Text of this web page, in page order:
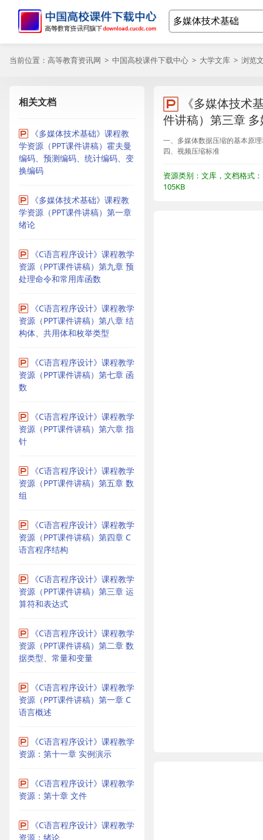
当前位置： 高等教育资讯网 > 中国高校课件下载中心 > 大学文库 > 浏览
相关文档
《多媒体技术基础》课程教
学资源（PPT课件讲稿）霍夫曼
编码、预测编码、统计编码、变
换编码
《多媒体技术基础》课程教
学资源（PPT课件讲稿）第一章
绪论
《C语言程序设计》课程教学
资源（PPT课件讲稿）第九章 预
处理命令和常用库函数
《C语言程序设计》课程教学
资源（PPT课件讲稿）第八章 结
构体、共用体和枚举类型
《C语言程序设计》课程教学
资源（PPT课件讲稿）第七章 函
数
《C语言程序设计》课程教学
资源（PPT课件讲稿）第六章 指
针
《C语言程序设计》课程教学
资源（PPT课件讲稿）第五章 数
组
《C语言程序设计》课程教学
资源（PPT课件讲稿）第四章 C
语言程序结构
《C语言程序设计》课程教学
资源（PPT课件讲稿）第三章 运
算符和表达式
《C语言程序设计》课程教学
资源（PPT课件讲稿）第二章 数
据类型、常量和变量
《C语言程序设计》课程教学
资源（PPT课件讲稿）第一章 C
语言概述
《C语言程序设计》课程教学
资源：第十一章 实例演示
《C语言程序设计》课程教学
资源：第十章 文件
《C语言程序设计》课程教学
资源：绪论
《多媒体技术
件讲稿）第三章
一、多媒体数据压缩的基本原
四、视频压缩标准
资源类别：文库，文档格式
105KB